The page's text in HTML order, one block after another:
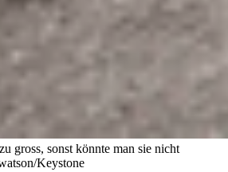
gross, sonst könnte man sie nicht
Keystone